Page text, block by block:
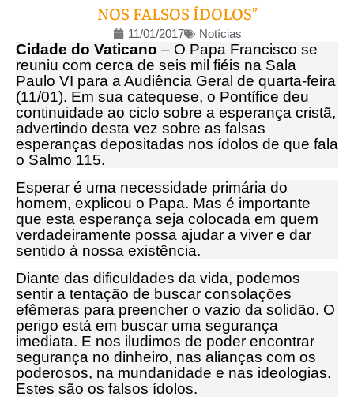
NOS FALSOS ÍDOLOS”
11/01/2017 Notícias
Cidade do Vaticano – O Papa Francisco se
reuniu com cerca de seis mil fiéis na Sala
Paulo VI para a Audiência Geral de quarta-feira
(11/01). Em sua catequese, o Pontífice deu
continuidade ao ciclo sobre a esperança cristã,
advertindo desta vez sobre as falsas
esperanças depositadas nos ídolos de que fala
o Salmo 115.
Esperar é uma necessidade primária do
homem, explicou o Papa. Mas é importante
que esta esperança seja colocada em quem
verdadeiramente possa ajudar a viver e dar
sentido à nossa existência.
Diante das dificuldades da vida, podemos
sentir a tentação de buscar consolações
efêmeras para preencher o vazio da solidão. O
perigo está em buscar uma segurança
imediata. E nos iludimos de poder encontrar
segurança no dinheiro, nas alianças com os
poderosos, na mundanidade e nas ideologias.
Estes são os falsos ídolos.